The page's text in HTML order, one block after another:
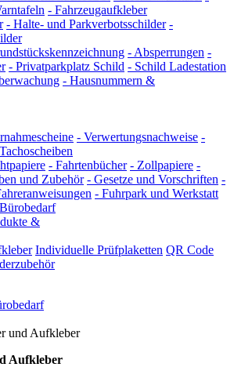
- Fahrzeugaufkleber
- Halte- und Parkverbotsschilder -
- Absperrungen -
- Privatparkplatz Schild - Schild Ladestation
- Hausnummern &
- Verwertungsnachweise -
Tachoscheiben
- Fahrtenbücher - Zollpapiere -
und Zubehör - Gesetze und Vorschriften -
- Fuhrpark und Werkstatt
Bürobedarf
&
Individuelle Prüfplaketten QR Code
und Aufkleber
Aufkleber